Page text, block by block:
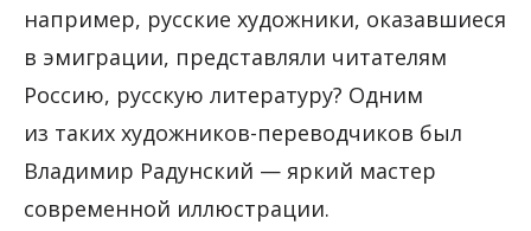
например, русские художники, оказавшиеся
в эмиграции, представляли читателям
Россию, русскую литературу? Одним
из таких художников-переводчиков был
Владимир Радунский — яркий мастер
современной иллюстрации.